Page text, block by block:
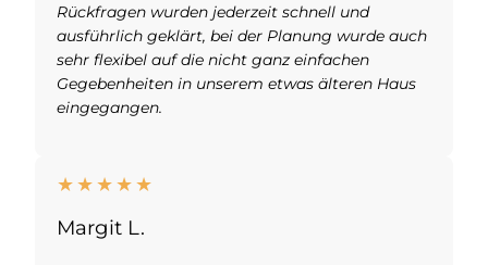
Rückfragen wurden jederzeit schnell und
ausführlich geklärt, bei der Planung wurde auch
sehr flexibel auf die nicht ganz einfachen
Gegebenheiten in unserem etwas älteren Haus
eingegangen.
★★★★★
Margit L.